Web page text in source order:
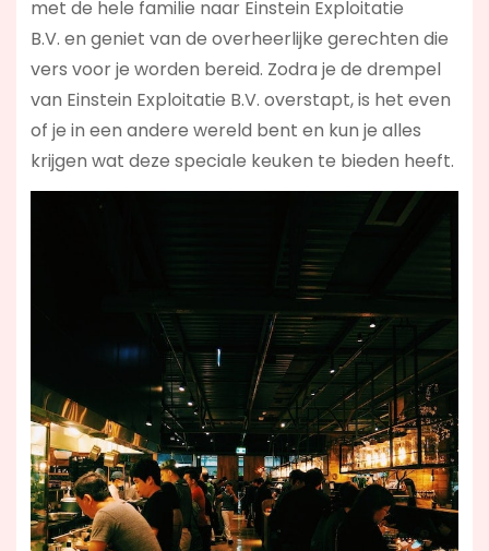
met de hele familie naar Einstein Exploitatie
B.V. en geniet van de overheerlijke gerechten die
vers voor je worden bereid. Zodra je de drempel
van Einstein Exploitatie B.V. overstapt, is het even
of je in een andere wereld bent en kun je alles
krijgen wat deze speciale keuken te bieden heeft.